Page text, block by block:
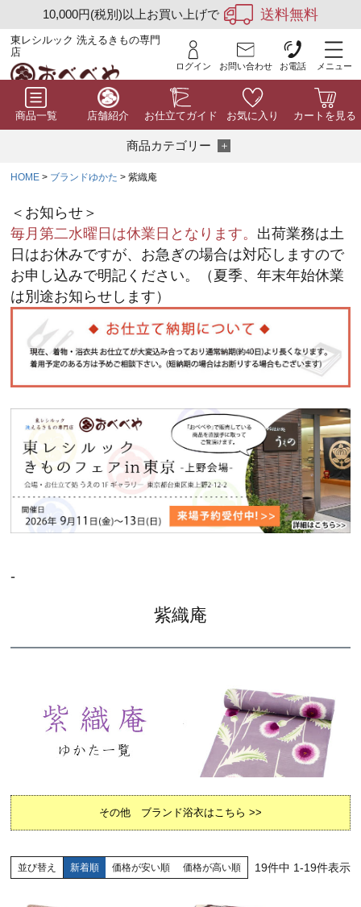
10,000円(税別)以上お買い上げで 送料無料
東レシルック 洗えるきもの専門
店
ログイン お問い合わせ お電話 メニュー
商品一覧 店舗紹介 お仕立てガイド お気に入り カートを見る
商品カテゴリー
HOME ブランドゆかた 紫織庵
＜お知らせ＞
毎月第二水曜日は休業日となります。 出荷業務は土
日はお休みですが、お急ぎの場合は対応しますので
お申し込みで明記ください。（夏季、年末年始休業
は別途お知らせします）
-
紫織庵
その他 ブランド浴衣はこちら >>
並び替え 新着順 価格が安い順 価格が高い順 19件中 1-19件表示